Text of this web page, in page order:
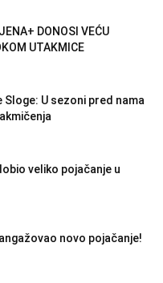
DONOSI VEĆU
UTAKMICE
U sezoni pred nama
veliko pojačanje u
novo pojačanje!